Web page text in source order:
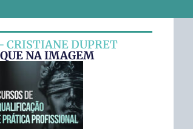
CRISTIANE DUPRET
NA IMAGEM